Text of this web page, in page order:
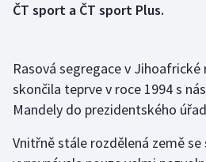
Házená
Jezdectví
Judo
Krasobruslení
ČT sport a ČT sport Plus.
Rasová segregace v
skončila teprve v roce 1994 s
Mandely do prezidentského
Vnitřně stále rozdělená země